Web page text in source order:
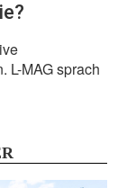
L-MAG sprach